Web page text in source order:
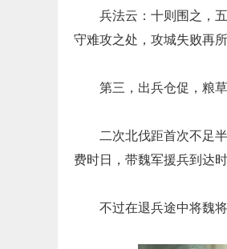
兵法云：十则围之，
守难攻之处，攻城失败再所
第三，出兵仓促，粮草
二次北伐距首次不足
费时日，带魏军援兵到达
不过在退兵途中将魏